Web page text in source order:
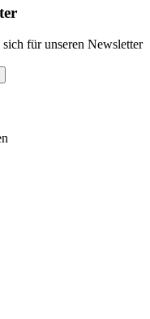
für unseren Newsletter